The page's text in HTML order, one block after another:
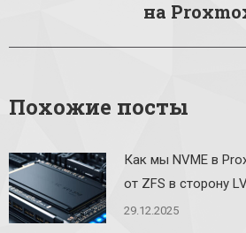
запись:
на
Похожие посты
Как мы NVME в
от ZFS в сторону
29.12.2025